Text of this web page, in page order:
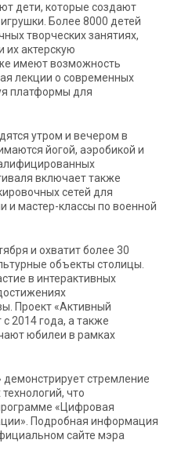
дети, которые создают
Более 8000 детей
творческих занятиях,
их актерскую
имеют возможность
лекции о современных
платформы для
утром и вечером в
йогой, аэробикой и
включает также
сетей для
и мастер-классы по военной
и охватит более 30
объекты столицы.
в интерактивных
Проект «Активный
2014 года, а также
юбилеи в рамках
стремление
что
«Цифровая
Подробная информация
сайте мэра